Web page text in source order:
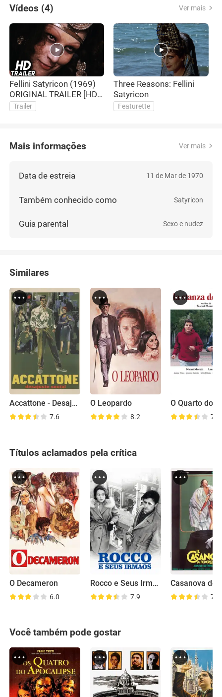
Vídeos (4) Ver mais
Fellini Satyricon (1969)
ORIGINAL TRAILER [HD
1080p]
Trailer
Three Reasons: Fellini
Satyricon
Featurette
Mais informações Ver mais
Data de estreia 11 de Mar de 1970
Também conhecido como Satyricon
Guia parental Sexo e nudez
Similares
Accattone - Desajuste Social
7.6
O Leopardo
8.2
O Quarto do
7.5
Títulos aclamados pela crítica
O Decameron
6.0
Rocco e Seus Irmãos
7.9
Casanova de
7.0
Você também pode gostar